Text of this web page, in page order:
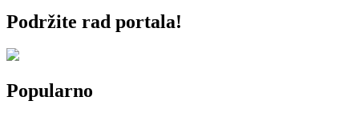
Podržite rad portala!
Popularno